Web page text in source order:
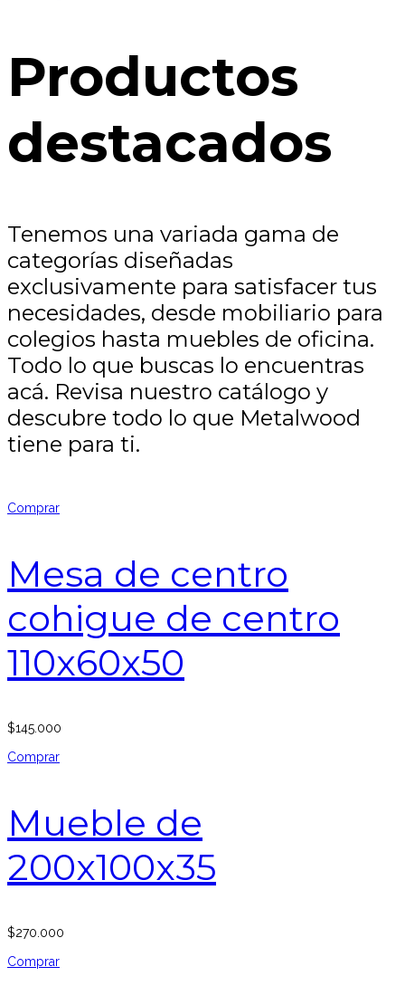
Productos
destacados
Tenemos una variada gama de
categorías diseñadas
exclusivamente para satisfacer tus
necesidades, desde mobiliario para
colegios hasta muebles de oficina.
Todo lo que buscas lo encuentras
acá. Revisa nuestro catálogo y
descubre todo lo que Metalwood
tiene para ti.
Comprar
Mesa de centro
cohigue de centro
110x60x50
$145.000
Comprar
Mueble de
200x100x35
$270.000
Comprar